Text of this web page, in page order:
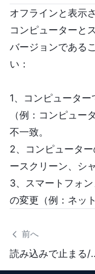
オフラインと表示
コンピューターと
バージョンである
い：
1、コンピュータ
（例：コンピュ
不一致。
2、コンピュータ
ースクリーン、シ
3、スマートフォ
の変更（例：ネッ
前へ
読み込みで止ま